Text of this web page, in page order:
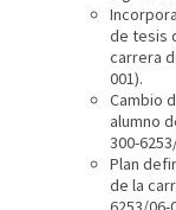
de tesis
carrera
001).
Cambio
alumno
300-
Plan
de la